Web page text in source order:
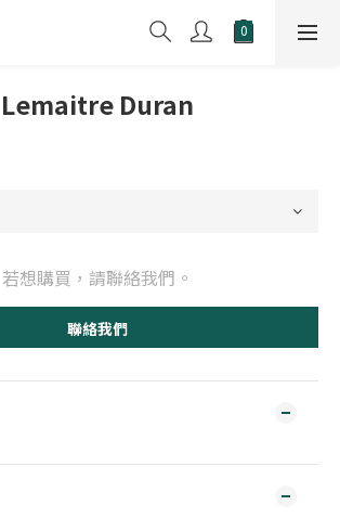
Lemaitre Duran
若想購買，請聯絡我們。
聯絡我們